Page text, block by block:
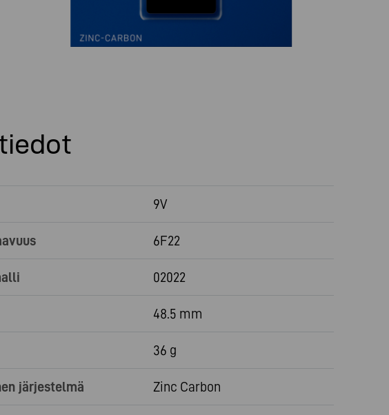
9V
6F22
02022
48.5 mm
36 g
järjestelmä Zinc Carbon